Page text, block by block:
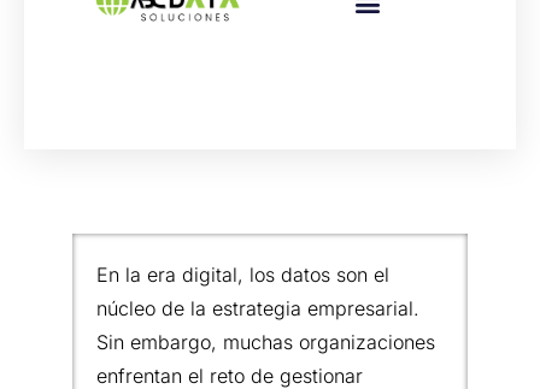
En la era digital, los datos son el
núcleo de la estrategia empresarial.
Sin embargo, muchas organizaciones
enfrentan el reto de gestionar